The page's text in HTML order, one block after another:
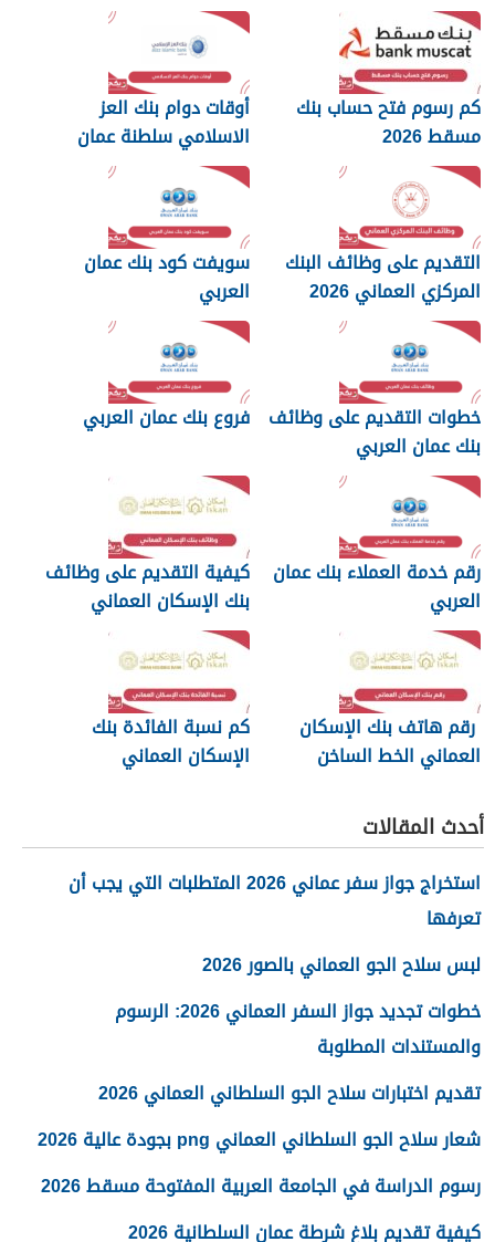
كم رسوم فتح حساب بنك
مسقط 2026
أوقات دوام بنك العز
الاسلامي سلطنة عمان
2026
التقديم على وظائف البنك
المركزي العماني 2026
سويفت كود بنك عمان
العربي
خطوات التقديم على وظائف
بنك عمان العربي
فروع بنك عمان العربي
رقم خدمة العملاء بنك عمان
العربي
كيفية التقديم على وظائف
بنك الإسكان العماني
رقم هاتف بنك الإسكان
العماني الخط الساخن
كم نسبة الفائدة بنك
الإسكان العماني
أحدث المقالات
استخراج جواز سفر عماني 2026 المتطلبات التي يجب أن
تعرفها
لبس سلاح الجو العماني بالصور 2026
خطوات تجديد جواز السفر العماني 2026: الرسوم
والمستندات المطلوبة
تقديم اختبارات سلاح الجو السلطاني العماني 2026
شعار سلاح الجو السلطاني العماني png بجودة عالية 2026
رسوم الدراسة في الجامعة العربية المفتوحة مسقط 2026
كيفية تقديم بلاغ شرطة عمان السلطانية 2026